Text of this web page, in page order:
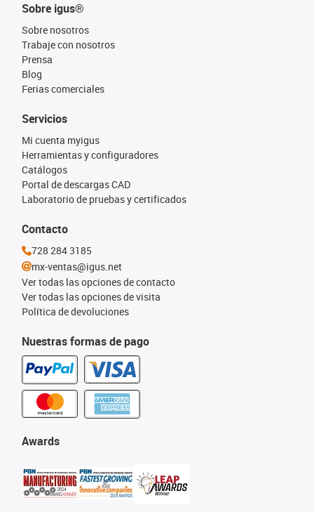
Sobre igus®
Sobre nosotros
Trabaje con nosotros
Prensa
Blog
Ferias comerciales
Nuestras formas de pago
Servicios
Mi cuenta myigus
Herramientas y configuradores
Catálogos
Portal de descargas CAD
Laboratorio de pruebas y certificados
Awards
Contacto
728 284 3185
mx-ventas@igus.net
Ver todas las opciones de contacto
Ver todas las opciones de visita
Política de devoluciones